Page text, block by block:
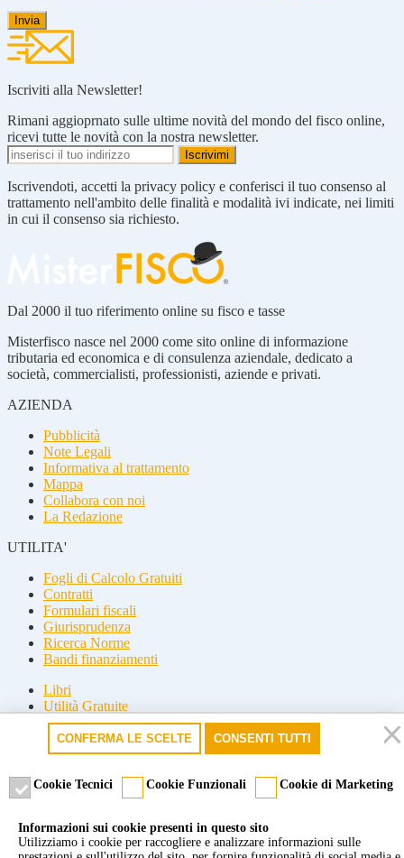
Iscriviti alla Newsletter!
Rimani aggioprnato sulle ultime novità del mondo del fisco online,
ricevi tutte le novità con la nostra newsletter.
Iscrivendoti, accetti la privacy policy e conferisci il tuo consenso al
trattamento nell'ambito delle finalità e modalità ivi indicate, nei limiti
in cui il consenso sia richiesto.
Dal 2000 il tuo riferimento online su fisco e tasse
Misterfisco nasce nel 2000 come sito online di informazione
tributaria ed economica e di consulenza aziendale, dedicato a
società, commercialisti, professionisti, aziende e privati.
AZIENDA
Pubblicità
Note Legali
Informativa al trattamento
Mappa
Collabora con noi
La Redazione
UTILITA'
Fogli di Calcolo Gratuiti
Contratti
Formulari fiscali
Giurisprudenza
Ricerca Norme
Bandi finanziamenti
Libri
Utilità Gratuite
Guide fiscali
Seguici
Seguici
riproduzione parziale.
Marchio registrato dello Studio Commercialista Di Michele di Roma
CONFERMA LE SCELTE CONSENTI TUTTI
Cookie Tecnici Cookie Funzionali Cookie di Marketing
Informazioni sui cookie presenti in questo sito
Utilizziamo i cookie per raccogliere e analizzare informazioni sulle